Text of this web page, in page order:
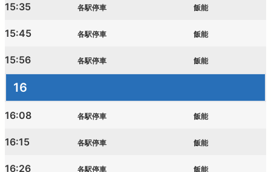
15:35 各駅停車 飯能
15:45 各駅停車 飯能
15:56 各駅停車 飯能
16
16:08 各駅停車 飯能
16:15 各駅停車 飯能
16:26 各駅停車 飯能